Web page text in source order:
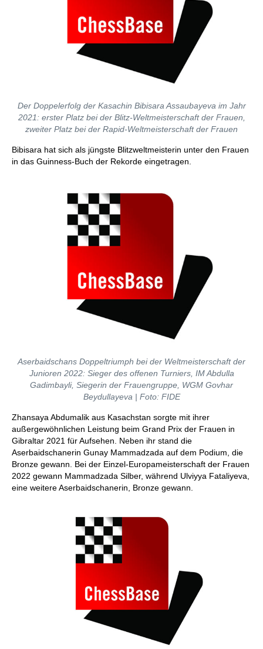
Der Doppelerfolg der Kasachin Bibisara Assaubayeva im Jahr
2021: erster Platz bei der Blitz-Weltmeisterschaft der Frauen,
zweiter Platz bei der Rapid-Weltmeisterschaft der Frauen
Bibisara hat sich als jüngste Blitzweltmeisterin unter den Frauen
in das Guinness-Buch der Rekorde eingetragen.
Aserbaidschans Doppeltriumph bei der Weltmeisterschaft der
Junioren 2022: Sieger des offenen Turniers, IM Abdulla
Gadimbayli, Siegerin der Frauengruppe, WGM Govhar
Beydullayeva | Foto: FIDE
Zhansaya Abdumalik aus Kasachstan sorgte mit ihrer
außergewöhnlichen Leistung beim Grand Prix der Frauen in
Gibraltar 2021 für Aufsehen. Neben ihr stand die
Aserbaidschanerin Gunay Mammadzada auf dem Podium, die
Bronze gewann. Bei der Einzel-Europameisterschaft der Frauen
2022 gewann Mammadzada Silber, während Ulviyya Fataliyeva,
eine weitere Aserbaidschanerin, Bronze gewann.